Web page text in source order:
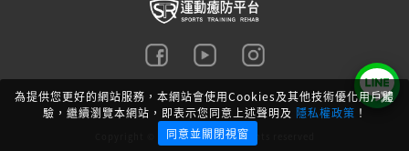
·Fit Strong飛創國際教育平台講師 孕產婦訓練/型
體訓練專家/女性增肌減脂
中華台北國家隊健美選手
×
為提供您更好的網站服務，本網站會使用Cookies及其他技術優化用戶體
驗，繼續瀏覽本網站，即表示您同意上述聲明及 隱私權政策 ！
同意並關閉視窗
Copyright © 2020 Science.All rights reserved